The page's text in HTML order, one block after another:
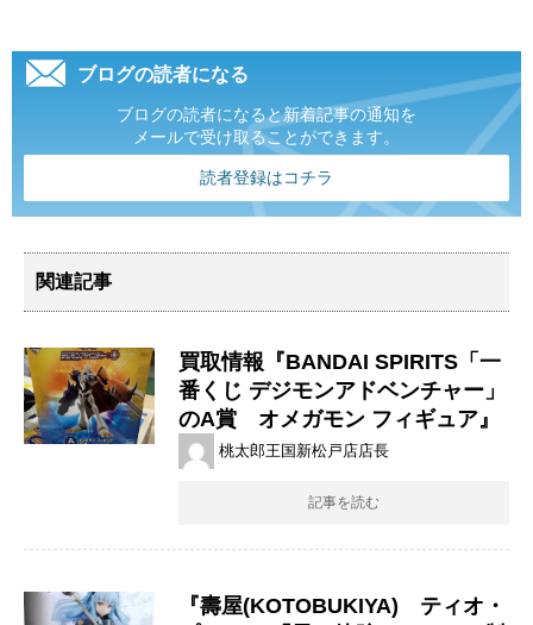
ブログの読者になる
ブログの読者になると新着記事の通知を
メールで受け取ることができます。
読者登録はコチラ
関連記事
買取情報『BANDAI ​SPIRITS「一
番くじ ​デジモンアドベンチャー」
のA賞 オメガモン ​フィギュア』
桃太郎王国新松戸店店長
記事を読む
『壽屋(KOTOBUKIYA) ティオ・